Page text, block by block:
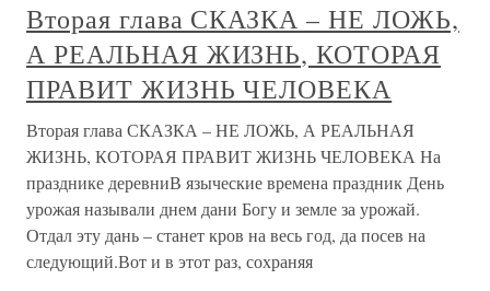
Вторая глава СКАЗКА – НЕ ЛОЖЬ,
А РЕАЛЬНАЯ ЖИЗНЬ, КОТОРАЯ
ПРАВИТ ЖИЗНЬ ЧЕЛОВЕКА
Вторая глава СКАЗКА – НЕ ЛОЖЬ, А РЕАЛЬНАЯ
ЖИЗНЬ, КОТОРАЯ ПРАВИТ ЖИЗНЬ ЧЕЛОВЕКА На
празднике деревниВ языческие времена праздник День
урожая называли днем дани Богу и земле за урожай.
Отдал эту дань – станет кров на весь год, да посев на
следующий.Вот и в этот раз, сохраняя